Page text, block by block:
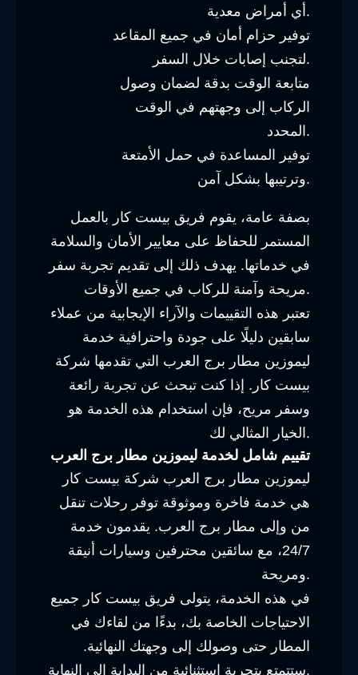
أي أمراض معدية.
توفير حزام أمان في جميع المقاعد
لتجنب إصابات خلال السفر.
متابعة الوقت بدقة لضمان وصول
الركاب إلى وجهتهم في الوقت
المحدد.
توفير المساعدة في حمل الأمتعة
وترتيبها بشكل آمن.
بصفة عامة، يقوم فريق بيست كار بالعمل
المستمر للحفاظ على معايير الأمان والسلامة
في خدماتها. يهدف ذلك إلى تقديم تجربة سفر
مريحة وآمنة للركاب في جميع الأوقات.
تعتبر هذه التقييمات والآراء الإيجابية من عملاء
سابقين دليلًا على جودة واحترافية خدمة
ليموزين مطار برج العرب التي تقدمها شركة
بيست كار. إذا كنت تبحث عن تجربة رائعة
وسفر مريح، فإن استخدام هذه الخدمة هو
الخيار المثالي لك.
تقييم شامل لخدمة ليموزين مطار برج العرب
ليموزين مطار برج العرب شركة بيست كار
هي خدمة فاخرة وموثوقة توفر رحلات تنقل
من وإلى مطار برج العرب. يقدمون خدمة
24/7، مع سائقين محترفين وسيارات أنيقة
ومريحة.
في هذه الخدمة، يتولى فريق بيست كار جميع
الاحتياجات الخاصة بك، بدءًا من لقاءك في
المطار حتى وصولك إلى وجهتك النهائية.
ستتمتع بتجربة استثنائية من البداية إلى النهاية.